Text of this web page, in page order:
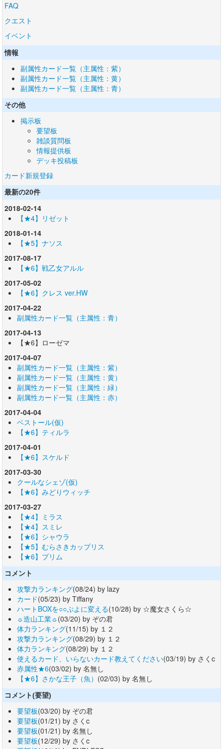
FAQ
クエスト
イベント
情報
副属性カード一覧（主属性：紫）
副属性カード一覧（主属性：黄）
副属性カード一覧（主属性：青）
その他
掲示板
要望板
雑談質問板
情報提供板
デッキ投稿板
カード新規登録
最新の20件
2018-02-14
【★4】リゼット
2018-01-14
【★5】ナソス
2017-08-17
【★6】戦乙女アルル
2017-05-02
【★6】クレス ver.HW
2017-04-22
副属性カード一覧（主属性：青）
2017-04-13
【★6】ローゼマ
2017-04-07
副属性カード一覧（主属性：紫）
副属性カード一覧（主属性：黄）
副属性カード一覧（主属性：緑）
副属性カード一覧（主属性：赤）
2017-04-04
ベストール(仮)
【★6】ティルラ
2017-04-01
【★6】スケルド
2017-03-30
クールなシェゾ(仮)
【★6】みどりウィッチ
2017-03-27
【★4】ミラス
【★4】スミレ
【★6】シャウラ
【★5】むらさきカップリス
【★6】プリム
コメント
攻撃力ランキング(08/24) by lazy
カード(05/23) by Tiffany
ハートBOXを○○ぷよに変える(10/28) by ☆魔女さくら☆
☼造山工業☼(03/20) by ぞの君
体力ランキング(11/15) by １２
攻撃力ランキング(08/29) by １２
体力ランキング(08/29) by １２
使えるカード、いらないカード教えてください(03/19) by さくc
赤属性★6(03/02) by 名無し
【★6】さかな王子（魚） (02/03) by 名無し
コメント(要望)
要望板(03/20) by ぞの君
要望板(01/21) by さくc
要望板(01/21) by 名無し
要望板(12/29) by さくc